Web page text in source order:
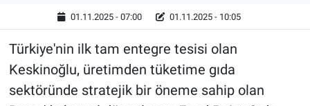
01.11.2025 - 07:00 01.11.2025 - 10:05
Türkiye'nin ilk tam entegre tesisi olan
Keskinoğlu, üretimden tüketime gıda
sektöründe stratejik bir öneme sahip olan